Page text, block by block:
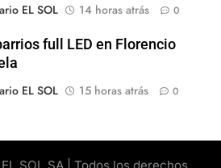
EL SOL
14 horas atrás 0
full LED en Florencio
EL SOL
15 horas atrás 0
SOL SA | Todos los derechos